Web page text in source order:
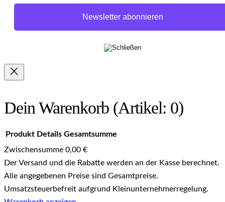
Dein Warenkorb (Artikel: 0)
Produkte
im
Produkt Details Gesamtsumme
Zwischensumme 0,00 €
Der Versand und die Rabatte werden an der Kasse berechnet.
Alle angegebenen Preise sind Gesamtpreise.
Umsatzsteuerbefreit aufgrund Kleinunternehmerregelung.